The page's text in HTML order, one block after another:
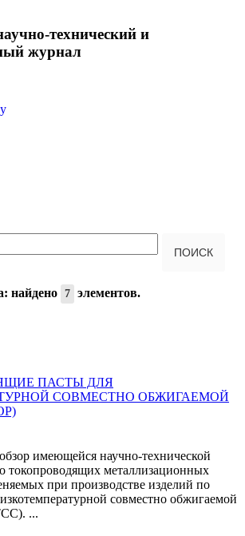
технический и
журнал
ПОИСК
найдено 7 элементов.
ПАСТЫ ДЛЯ
СОВМЕСТНО ОБЖИГАЕМОЙ
имеющейся научно-технической
токопроводящих металлизационных
при производстве изделий по
совместно обжигаемой
...